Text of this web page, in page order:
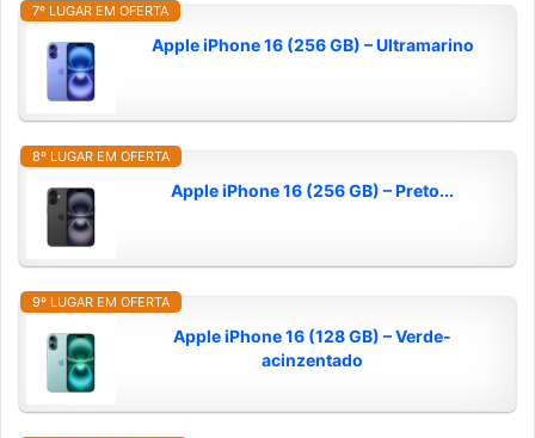
7º LUGAR EM OFERTA
Apple iPhone 16 (256 GB) – Ultramarino
8º LUGAR EM OFERTA
Apple iPhone 16 (256 GB) – Preto...
9º LUGAR EM OFERTA
Apple iPhone 16 (128 GB) – Verde-
acinzentado